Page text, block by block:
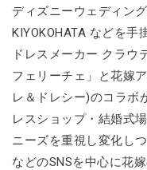
ディズニーウェディン
KIYOKOHATA などを手
ドレスメーカー クラウ
フェリーチェ」と花嫁
レ＆ドレシー)のコラボ
レスショップ・結婚式
ニーズを重視し変化し
などのSNSを中心に花